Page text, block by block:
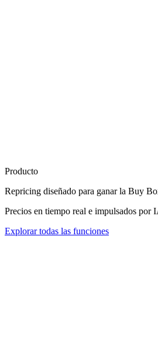
Producto
Repricing diseñado para ganar la Buy
Precios en tiempo real e impulsados por
Explorar todas las funciones